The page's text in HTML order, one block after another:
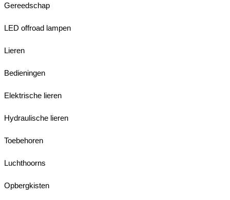
Gereedschap
LED offroad lampen
Lieren
Bedieningen
Elektrische lieren
Hydraulische lieren
Toebehoren
Luchthoorns
Opbergkisten